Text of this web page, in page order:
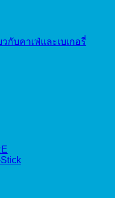
วกับคาเฟ่และเบเกอรี่